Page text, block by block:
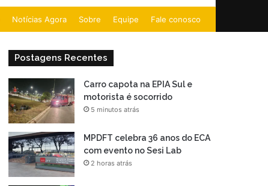
Notícias Agora Sobre Equipe Fale conosco
Postagens Recentes
Carro capota na EPIA Sul e
motorista é socorrido
5 minutos atrás
MPDFT celebra 36 anos do ECA
com evento no Sesi Lab
2 horas atrás